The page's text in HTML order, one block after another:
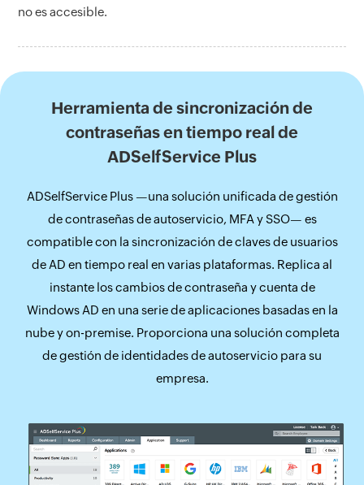
no es accesible.
Herramienta de sincronización de
contraseñas en tiempo real de
ADSelfService Plus
ADSelfService Plus —una solución unificada de gestión
de contraseñas de autoservicio, MFA y SSO— es
compatible con la sincronización de claves de usuarios
de AD en tiempo real en varias plataformas. Replica al
instante los cambios de contraseña y cuenta de
Windows AD en una serie de aplicaciones basadas en la
nube y on-premise. Proporciona una solución completa
de gestión de identidades de autoservicio para su
empresa.